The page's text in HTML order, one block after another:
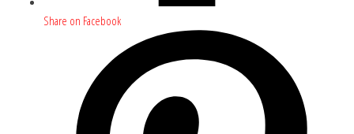
Share on Facebook